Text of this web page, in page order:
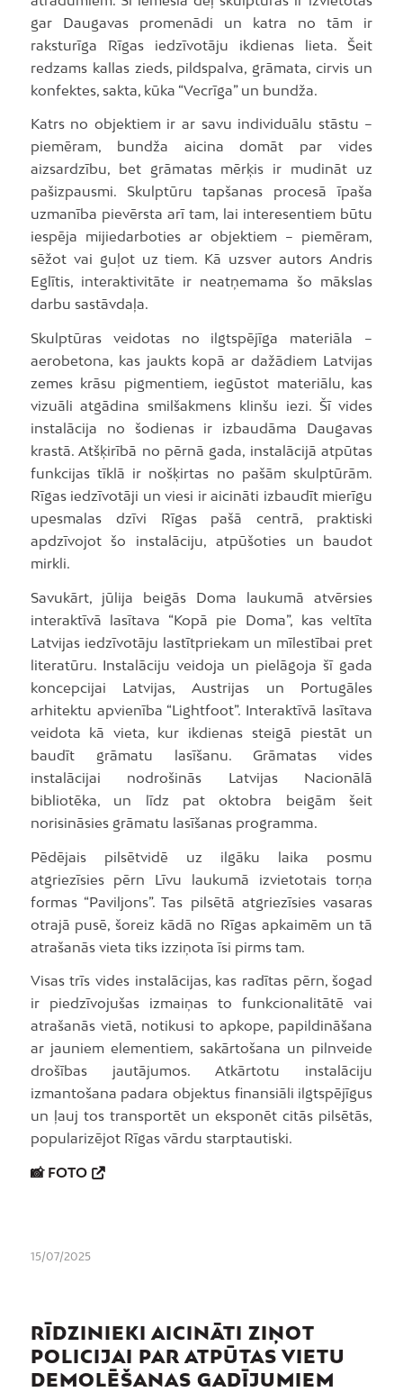
gar Daugavas promenādi un katra no tām ir
raksturīga Rīgas iedzīvotāju ikdienas lieta. Šeit
redzams kallas zieds, pildspalva, grāmata, cirvis un
konfektes, sakta, kūka “Vecrīga” un bundža.
Katrs no objektiem ir ar savu individuālu stāstu –
piemēram, bundža aicina domāt par vides
aizsardzību, bet grāmatas mērķis ir mudināt uz
pašizpausmi. Skulptūru tapšanas procesā īpaša
uzmanība pievērsta arī tam, lai interesentiem būtu
iespēja mijiedarboties ar objektiem – piemēram,
sēžot vai guļot uz tiem. Kā uzsver autors Andris
Eglītis, interaktivitāte ir neatņemama šo mākslas
darbu sastāvdaļa.
Skulptūras veidotas no ilgtspējīga materiāla –
aerobetona, kas jaukts kopā ar dažādiem Latvijas
zemes krāsu pigmentiem, iegūstot materiālu, kas
vizuāli atgādina smilšakmens klinšu iezi. Šī vides
instalācija no šodienas ir izbaudāma Daugavas
krastā. Atšķirībā no pērnā gada, instalācijā atpūtas
funkcijas tīklā ir nošķirtas no pašām skulptūrām.
Rīgas iedzīvotāji un viesi ir aicināti izbaudīt mierīgu
upesmalas dzīvi Rīgas pašā centrā, praktiski
apdzīvojot šo instalāciju, atpūšoties un baudot
mirkli.
Savukārt, jūlija beigās Doma laukumā atvērsies
interaktīvā lasītava “Kopā pie Doma”, kas veltīta
Latvijas iedzīvotāju lastītpriekam un mīlestībai pret
literatūru. Instalāciju veidoja un pielāgoja šī gada
koncepcijai Latvijas, Austrijas un Portugāles
arhitektu apvienība “Lightfoot”. Interaktīvā lasītava
veidota kā vieta, kur ikdienas steigā piestāt un
baudīt grāmatu lasīšanu. Grāmatas vides
instalācijai nodrošinās Latvijas Nacionālā
bibliotēka, un līdz pat oktobra beigām šeit
norisināsies grāmatu lasīšanas programma.
Pēdējais pilsētvidē uz ilgāku laika posmu
atgriezīsies pērn Līvu laukumā izvietotais torņa
formas “Paviljons”. Tas pilsētā atgriezīsies vasaras
otrajā pusē, šoreiz kādā no Rīgas apkaimēm un tā
atrašanās vieta tiks izziņota īsi pirms tam.
Visas trīs vides instalācijas, kas radītas pērn, šogad
ir piedzīvojušas izmaiņas to funkcionalitātē vai
atrašanās vietā, notikusi to apkope, papildināšana
ar jauniem elementiem, sakārtošana un pilnveide
drošības jautājumos. Atkārtotu instalāciju
izmantošana padara objektus finansiāli ilgtspējīgus
un ļauj tos transportēt un eksponēt citās pilsētās,
popularizējot Rīgas vārdu starptautiski.
📸 FOTO
15/07/2025
RĪDZINIEKI AICINĀTI ZIŅOT
POLICIJAI PAR ATPŪTAS VIETU
DEMOLĒŠANAS GADĪJUMIEM